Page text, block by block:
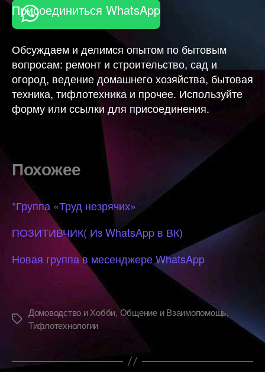
Присоединиться WhatsApp
Обсуждаем и делимся опытом по бытовым
вопросам: ремонт и строительство, сад и
огород, ведение домашнего хозяйства, бытовая
техника, тифлотехника и прочее. Используйте
форму или ссылки для присоединения.
Похожее
*Группа «Труд незрячих»
ПОЗИТИВЧИК( Из WhatsApp в ВК)
Новая группа в месенджере WhatsApp
Метки
Домоводство и Хобби,Общение и Взаимопомощь,
Тифлотехнологии